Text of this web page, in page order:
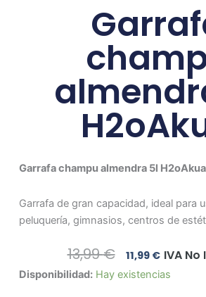
Garrafa champu almendra 5l H2oAkua
Garrafa de gran capacidad, ideal para
peluquería, gimnasios, centros de
13,99€ El
Precio
Original
11,99 €El
Precio
Actual
IVA
Disponibilidad: Hay existencias
Garrafa